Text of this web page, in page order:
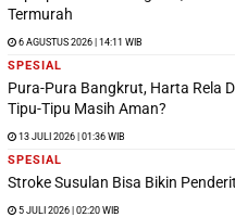
Termurah
6 AGUSTUS 2026 | 14:11 WIB
SPESIAL
Pura-Pura Bangkrut, Harta Rela
Tipu-Tipu Masih Aman?
13 JULI 2026 | 01:36 WIB
SPESIAL
Stroke Susulan Bisa Bikin
5 JULI 2026 | 02:20 WIB